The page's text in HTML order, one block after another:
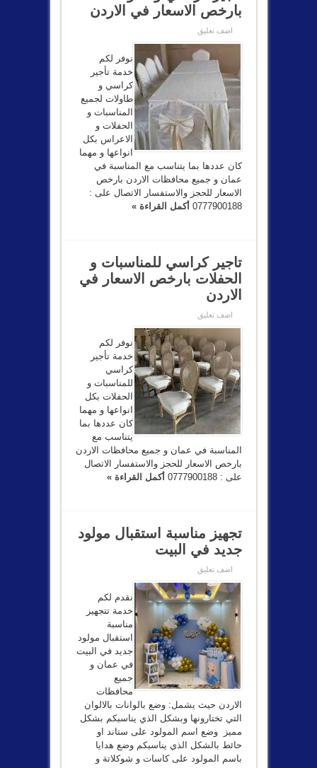
بارخص الاسعار في الاردن
اضف تعليق
نوفر لكم
خدمة تأجير
كراسي و
طاولات لجميع
المناسبات و
الحفلات و
الاعراس بكل
انواعها و مهما
كان عددها بما يتناسب مع المناسبة في
عمان و جميع محافظات الاردن بارخص
الاسعار للحجز والاستفسار الاتصال على :
0777900188 أكمل القراءة »
تاجير كراسي للمناسبات و
الحفلات بارخص الاسعار في
الاردن
اضف تعليق
نوفر لكم
خدمة تأجير
كراسي
للمناسبات و
الحفلات بكل
انواعها و مهما
كان عددها بما
يتناسب مع
المناسبة في عمان و جميع محافظات الاردن
بارخص الاسعار للحجز والاستفسار الاتصال
على : 0777900188
أكمل القراءة »
تجهيز مناسبة استقبال مولود
جديد في البيت
اضف تعليق
نقدم لكم
خدمة تتجهيز
مناسبة
استقبال مولود
جديد في البيت
في عمان و
جميع
محافظات
الاردن حيث يشمل: وضع بالوانات بالالوان
التي تختارونها وبشكل الذي يناسبكم بشكل
مميز وضع اسم المولود على ستاند او
حائط بالشكل الذي يناسبكم وضع هدايا
باسم المولود على كاسات و شوكلاتة و